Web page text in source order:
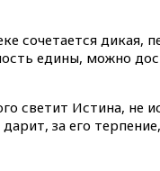
дикая,
едины, можно
светит Истина,
за его